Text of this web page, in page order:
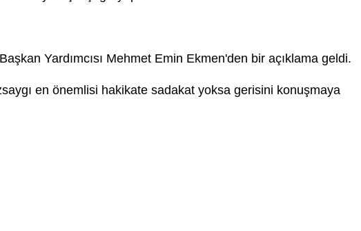
Yardımcısı Mehmet Emin Ekmen'den bir açıklama geldi.
en önemlisi hakikate sadakat yoksa gerisini konuşmaya